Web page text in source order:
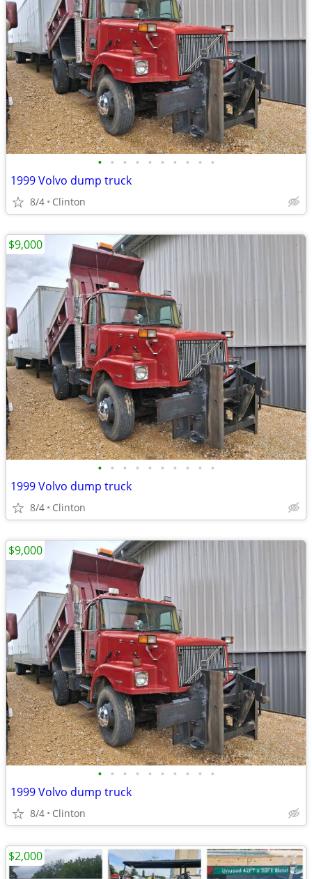
• • • • • • • • • •
1999 Volvo dump truck
8/4 Clinton
• • • • • • • • • •
1999 Volvo dump truck
8/4 Clinton
$9,000
• • • • • • • • • •
1999 Volvo dump truck
8/4 Clinton
$9,000
$2,000